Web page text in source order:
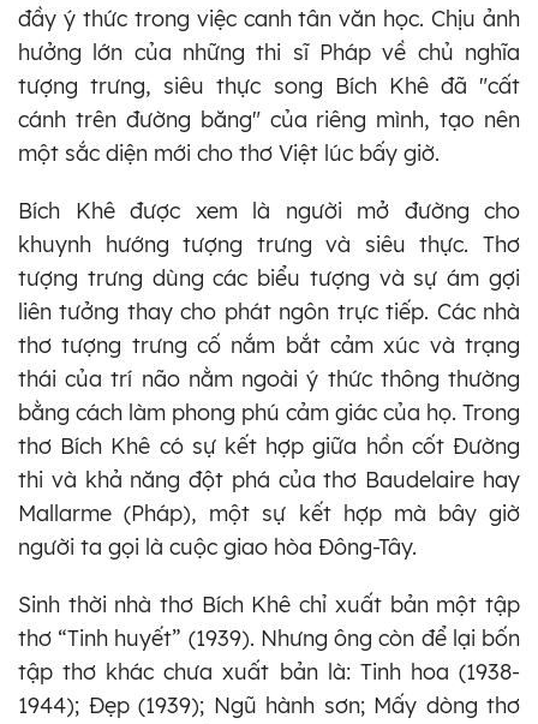
đầy ý thức trong việc canh tân văn học. Chịu ảnh
hưởng lớn của những thi sĩ Pháp về chủ nghĩa
tượng trưng, siêu thực song Bích Khê đã "cất
cánh trên đường băng" của riêng mình, tạo nên
một sắc diện mới cho thơ Việt lúc bấy giờ.
Bích Khê được xem là người mở đường cho
khuynh hướng tượng trưng và siêu thực. Thơ
tượng trưng dùng các biểu tượng và sự ám gợi
liên tưởng thay cho phát ngôn trực tiếp. Các nhà
thơ tượng trưng cố nắm bắt cảm xúc và trạng
thái của trí não nằm ngoài ý thức thông thường
bằng cách làm phong phú cảm giác của họ. Trong
thơ Bích Khê có sự kết hợp giữa hồn cốt Đường
thi và khả năng đột phá của thơ Baudelaire hay
Mallarme (Pháp), một sự kết hợp mà bây giờ
người ta gọi là cuộc giao hòa Đông-Tây.
Sinh thời nhà thơ Bích Khê chỉ xuất bản một tập
thơ “Tinh huyết” (1939). Nhưng ông còn để lại bốn
tập thơ khác chưa xuất bản là: Tinh hoa (1938-
1944); Đẹp (1939); Ngũ hành sơn; Mấy dòng thơ